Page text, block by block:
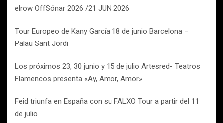
elrow OffSónar 2026 /21 JUN 2026
Tour Europeo de Kany García 18 de junio Barcelona –
Palau Sant Jordi
Los próximos 23, 30 junio y 15 de julio Artesred- Teatros
Flamencos presenta «Ay, Amor, Amor»
Feid triunfa en España con su FALXO Tour a partir del 11
de julio